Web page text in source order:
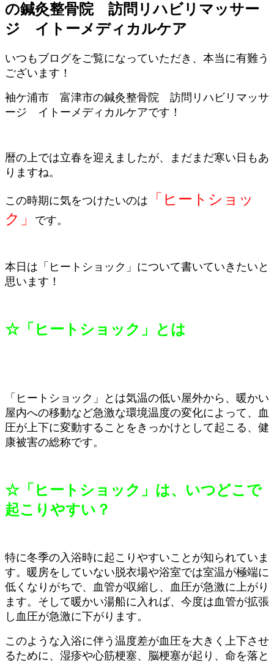
の鍼灸整骨院 訪問リハビリマッサー
ジ イトーメディカルケア
いつもブログをご覧になっていただき、本当に有難う
ございます！
袖ケ浦市 富津市の鍼灸整骨院 訪問リハビリマッサ
ージ イトーメディカルケアです！
暦の上では立春を迎えましたが、まだまだ寒い日もあ
りますね。
この時期に気をつけたいのは
「ヒートショッ
ク」
です。
本日は「ヒートショック」について書いていきたいと
思います！
☆「ヒートショック」とは
「ヒートショック」とは気温の低い屋外から、暖かい
屋内への移動など急激な環境温度の変化によって、血
圧が上下に変動することをきっかけとして起こる、健
康被害の総称です。
☆「ヒートショック」は、いつどこで
起こりやすい？
特に冬季の入浴時に起こりやすいことが知られていま
す。暖房をしていない脱衣場や浴室では室温が極端に
低くなりがちで、血管が収縮し、血圧が急激に上がり
ます。そして暖かい湯船に入れば、今度は血管が拡張
し血圧が急激に下がります。
このような入浴に伴う温度差が血圧を大きく上下させ
るために、湿疹や心筋梗塞、脳梗塞が起り、命を落と